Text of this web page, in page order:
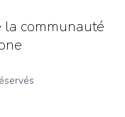
communauté